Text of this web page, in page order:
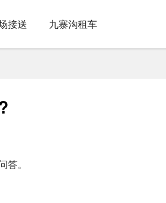
接送 九寨沟租车
。